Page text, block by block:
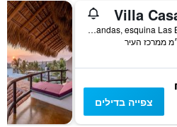
Villa
Jacarandas, esquina Las Brisas, פוארטו אסקונדידו, מדינת אואחאקה, מקסיקו
צפייה בדילים